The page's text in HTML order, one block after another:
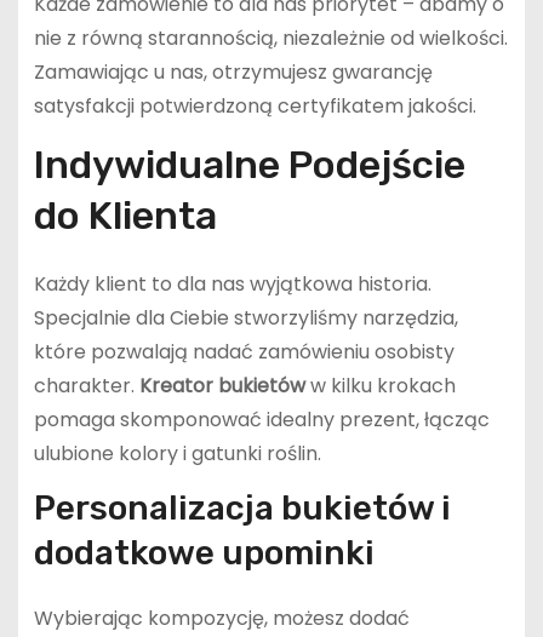
nie z równą starannością, niezależnie od wielkości.
Zamawiając u nas, otrzymujesz gwarancję
satysfakcji potwierdzoną certyfikatem jakości.
Indywidualne Podejście
do Klienta
Każdy klient to dla nas wyjątkowa historia.
Specjalnie dla Ciebie stworzyliśmy narzędzia,
które pozwalają nadać zamówieniu osobisty
charakter. Kreator bukietóww kilku krokach
pomaga skomponować idealny prezent, łącząc
ulubione kolory i gatunki roślin.
Personalizacja bukietów i
dodatkowe upominki
Wybierając kompozycję, możesz dodać